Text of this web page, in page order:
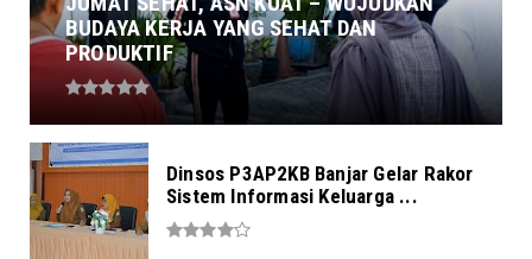
BUDAYA KERJA YANG SEHAT DAN
PRODUKTIF
Dinsos P3AP2KB Banjar Gelar Rakor
Sistem Informasi Keluarga ...